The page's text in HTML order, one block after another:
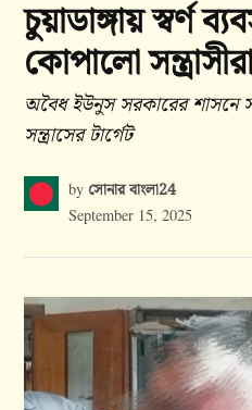
চুয়াডাঙ্গায় স্বর্ণ
কোপালো সন্ত্রাসীরা
অবৈধ ইউনুস সরকারের শাসনে
সন্ত্রাসের টার্গেট
by সোনার বাংলা24
September 15, 2025